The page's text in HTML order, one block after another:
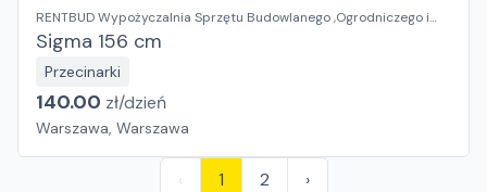
RENTBUD Wypożyczalnia Sprzętu Budowlanego ,Ogrodniczego i
Elektronarzędzi
Sigma 156 cm
Przecinarki
140.00 zł/dzień
Warszawa, Warszawa
‹ 1 2 ›